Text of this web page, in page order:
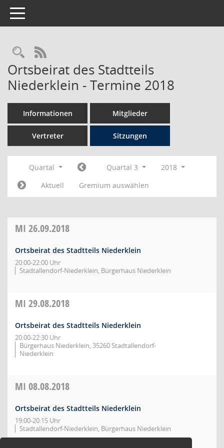
Toggle navigation
Rechercheauswahl
RSS-Feed
Ortsbeirat des Stadtteils
Niederklein - Termine 2018
Informationen Mitglieder
Vertreter Sitzungen
Quartal Quartal 3
2018
Aktuell
Gremium auswählen
MI 26.09.2018
Ortsbeirat des Stadtteils Niederklein
20:00-22:00 Uhr
Stadtallendorf-Niederklein, Bürgerhaus Niederklein
MI 29.08.2018
Ortsbeirat des Stadtteils Niederklein
20:00-22:30 Uhr
Bürgerhaus Niederklein, 35260 Stadtallendorf-
Niederklein
MI 08.08.2018
Ortsbeirat des Stadtteils Niederklein
19:00-20:15 Uhr
Stadtallendorf-Niederklein, Bürgerhaus Niederklein